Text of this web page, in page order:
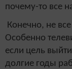
почему-то все
Конечно, не
Особенно
если цель
долгие годы